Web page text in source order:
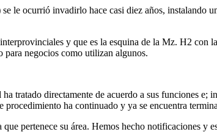
le ocurrió invadirlo hace casi diez años, instalando
y que es la esquina de la Mz. H2 con
para negocios como utilizan algunos.
tratado directamente de acuerdo a sus funciones e;
ha continuado y ya se encuentra
pertenece su área. Hemos hecho notificaciones y